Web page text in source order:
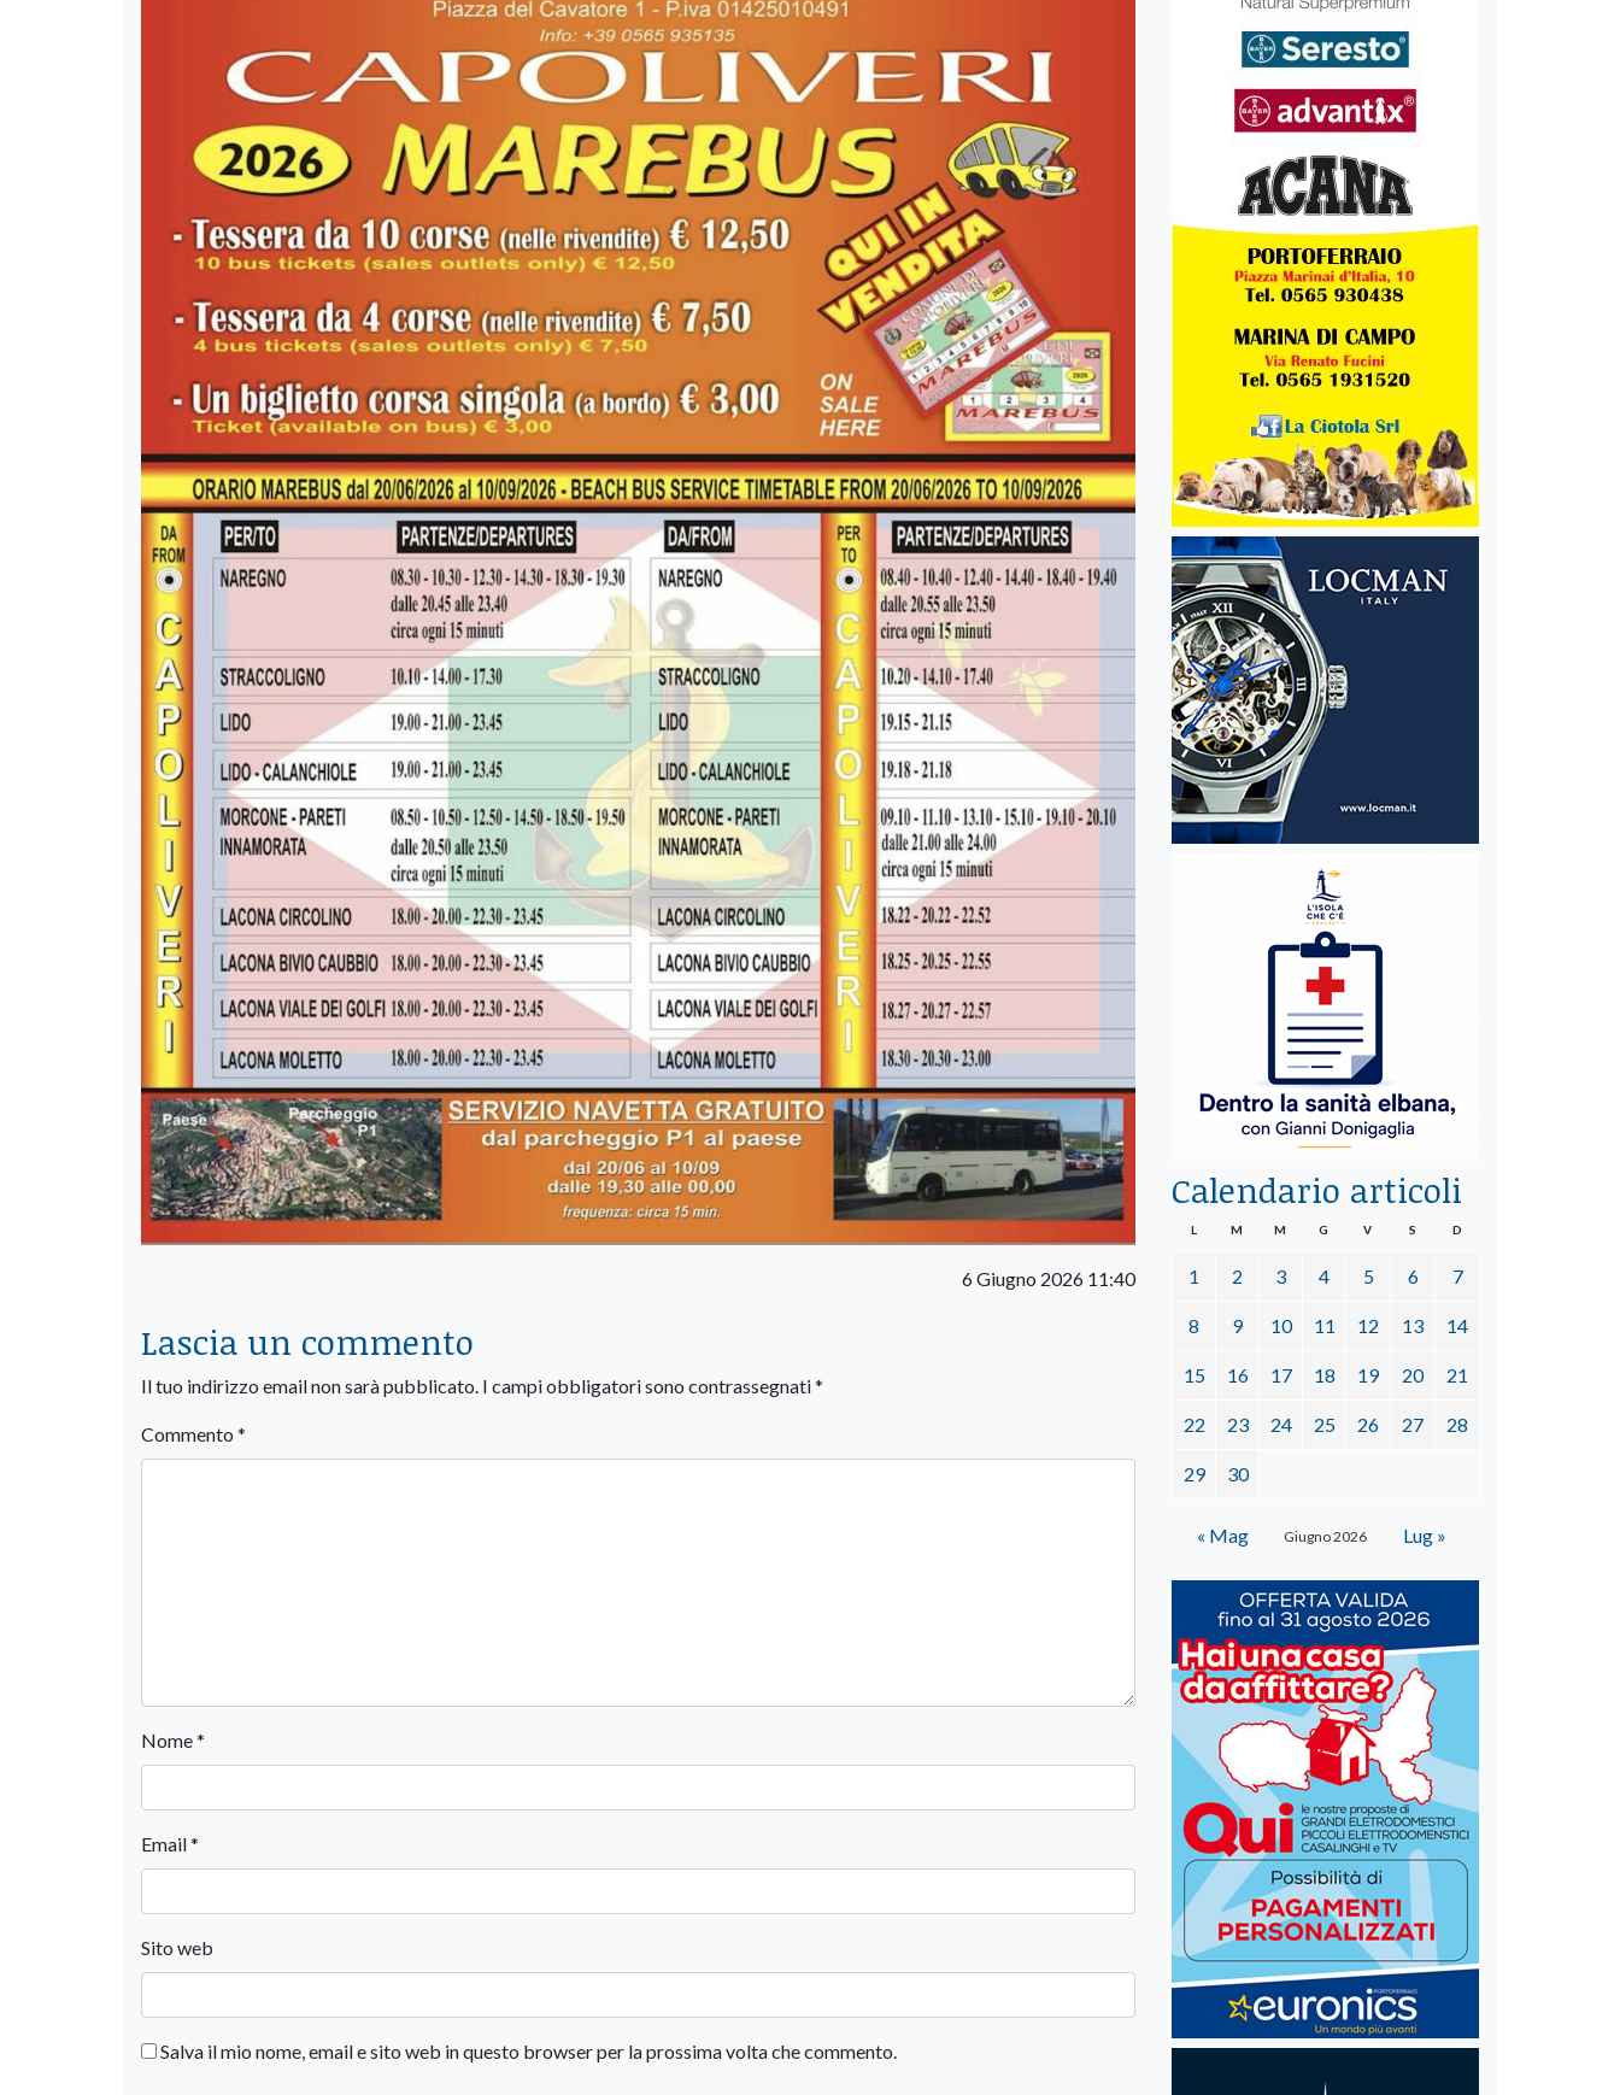
6 Giugno 2026 11:40
Lascia un commento
Il tuo indirizzo email non sarà pubblicato. I campi obbligatori sono contrassegnati*
Commento *
Nome*
Email*
Sito web
Salva il mio nome, email e sito web in questo browser per la prossima volta che commento.
Calendario articoli
Giugno 2026
L M M G V S D
1 2 3 4 5 6 7
8 9 10 11 12 13 14
15 16 17 18 19 20 21
22 23 24 25 26 27 28
29 30
« Mag Lug »